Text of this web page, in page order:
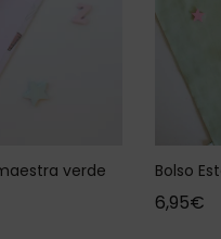
verde Bolso
6,95€